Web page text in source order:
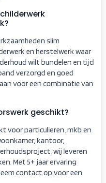
slim
en herstelwerk waar
wilt bundelen en tijd
verzorgd en goed
voor een combinatie van
geschikt?
voor particulieren, mkb en
kantoor,
wij leveren
Met 5+ jaar ervaring
contact op voor een